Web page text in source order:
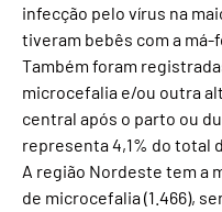
infecção pelo vírus na
tiveram bebês com a má-
Também foram
microcefalia e/ou outra
central após o parto ou
representa 4,1% do total
A região Nordeste tem a
de microcefalia (1.466),